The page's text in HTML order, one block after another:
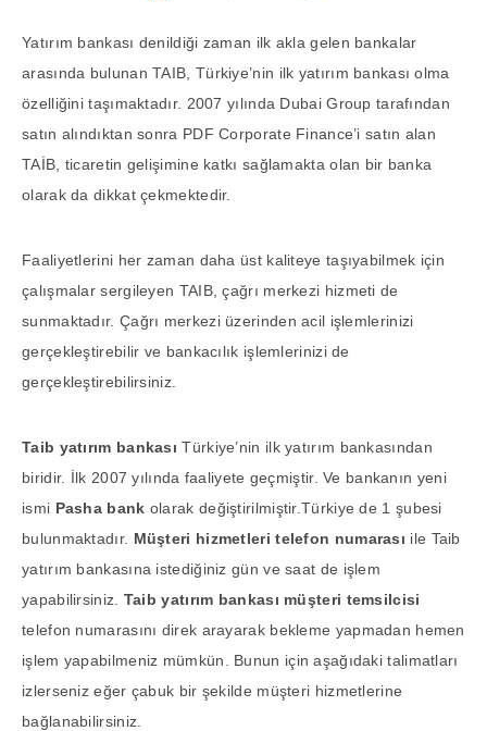
Yatırım bankası denildiği zaman ilk akla gelen bankalar
arasında bulunan TAIB, Türkiye’nin ilk yatırım bankası olma
özelliğini taşımaktadır. 2007 yılında Dubai Group tarafından
satın alındıktan sonra PDF Corporate Finance’i satın alan
TAİB, ticaretin gelişimine katkı sağlamakta olan bir banka
olarak da dikkat çekmektedir.
Faaliyetlerini her zaman daha üst kaliteye taşıyabilmek için
çalışmalar sergileyen TAIB, çağrı merkezi hizmeti de
sunmaktadır. Çağrı merkezi üzerinden acil işlemlerinizi
gerçekleştirebilir ve bankacılık işlemlerinizi de
gerçekleştirebilirsiniz.
Taib yatırım bankası Türkiye’nin ilk yatırım bankasından
biridir. İlk 2007 yılında faaliyete geçmiştir. Ve bankanın yeni
ismi Pasha bank olarak değiştirilmiştir.Türkiye de 1 şubesi
bulunmaktadır. Müşteri hizmetleri telefon numarası ile Taib
yatırım bankasına istediğiniz gün ve saat de işlem
yapabilirsiniz. Taib yatırım bankası müşteri temsilcisi
telefon numarasını direk arayarak bekleme yapmadan hemen
işlem yapabilmeniz mümkün. Bunun için aşağıdaki talimatları
izlerseniz eğer çabuk bir şekilde müşteri hizmetlerine
bağlanabilirsiniz.